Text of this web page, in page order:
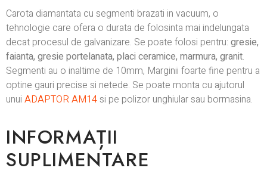
Carota diamantata cu segmenti brazati in vacuum, o
tehnologie care ofera o durata de folosinta mai indelungata
decat procesul de galvanizare. Se poate folosi pentru: gresie,
faianta, gresie portelanata, placi ceramice, marmura, granit.
Segmenti au o inaltime de 10mm, Marginii foarte fine pentru a
optine gauri precise si netede. Se poate monta cu ajutorul
unui ADAPTOR AM14si pe polizor unghiular sau bormasina.
INFORMAȚII
SUPLIMENTARE